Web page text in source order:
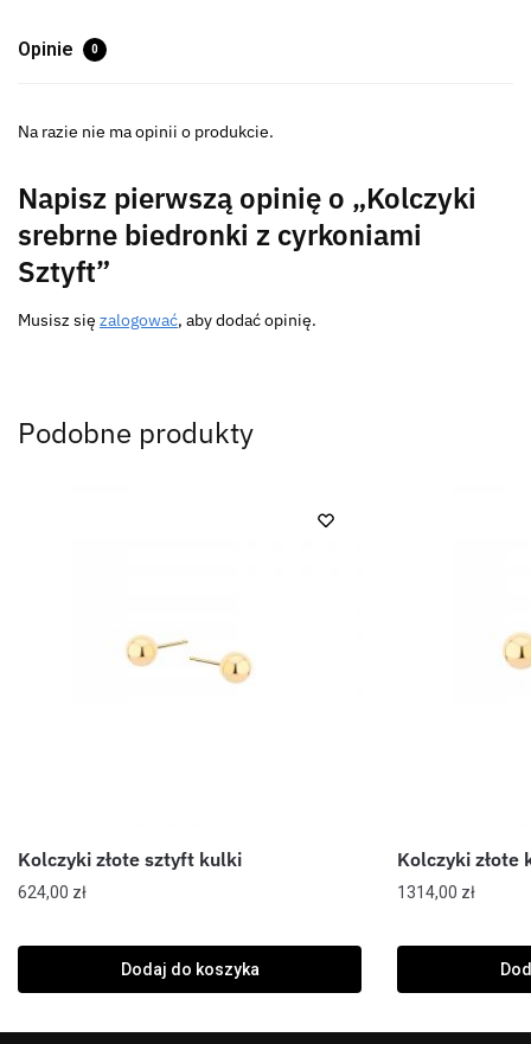
Opinie 0
Na razie nie ma opinii o produkcie.
Napisz pierwszą opinię o „Kolczyki
srebrne biedronki z cyrkoniami
Sztyft”
Musisz się zalogować, aby dodać opinię.
Podobne produkty
Kolczyki złote sztyft kulki
624,00 zł
Dodaj do koszyka
Kolczyki złote
1314,00 zł